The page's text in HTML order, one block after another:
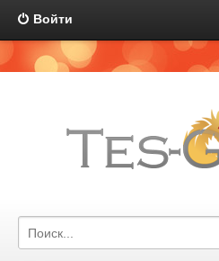
Войти